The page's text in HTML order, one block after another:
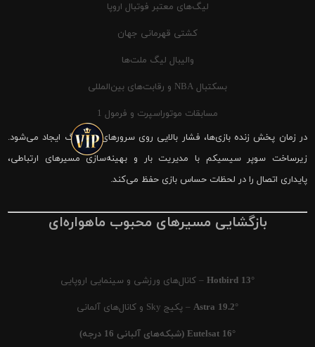
لیگ‌های معتبر فوتبال اروپا
کشتی قهرمانی جهان
والیبال لیگ ملت‌ها
بسکتبال NBA و رقابت‌های بین‌المللی
مسابقات موتوراسپرت و فرمول 1
در زمان پخش زنده بازی‌ها، فشار بالایی روی سرورهای شیرینگ ایجاد می‌شود.
زیرساخت سوپر سیسیکم با مدیریت بار و بهینه‌سازی مسیرهای ارتباطی،
پایداری اتصال را در لحظات حساس بازی حفظ می‌کند.
بازگشایی مسیرهای محبوب ماهواره‌ای
Hotbird 13° – کانال‌های ورزشی و سینمایی اروپایی
Astra 19.2° – پکیج Sky و کانال‌های آلمانی
Eutelsat 16° (شبکه‌های آلبانی 16 درجه)